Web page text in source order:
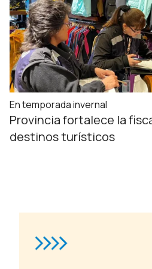
En temporada invernal
Provincia fortalece la
destinos turísticos